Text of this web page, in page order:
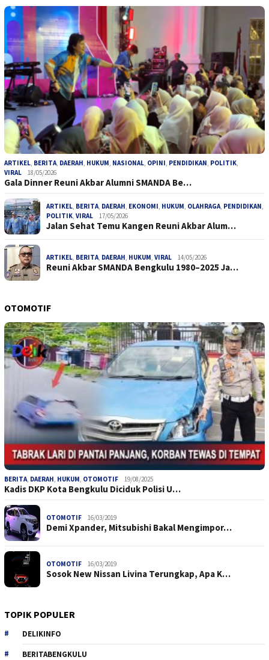
ARTIKEL, BERITA, DAERAH, HUKUM, NASIONAL, OPINI, PENDIDIKAN, POLITIK,
VIRAL
18/05/2026
Gala Dinner Reuni Akbar Alumni SMANDA Be…
ARTIKEL, BERITA, DAERAH, EKONOMI, HUKUM, OLAHRAGA, PENDIDIKAN,
POLITIK, VIRAL 17/05/2026
Jalan Sehat Temu Kangen Reuni Akbar Alum…
ARTIKEL, BERITA, DAERAH, HUKUM, VIRAL 14/05/2026
Reuni Akbar SMANDA Bengkulu 1980–2025 Ja…
OTOMOTIF
BERITA, DAERAH, HUKUM, OTOMOTIF 19/08/2025
Kadis DKP Kota Bengkulu Diciduk Polisi U…
OTOMOTIF 16/03/2019
Demi Xpander, Mitsubishi Bakal Mengimpor…
OTOMOTIF 16/03/2019
Sosok New Nissan Livina Terungkap, Apa K…
TOPIK POPULER
DELIKINFO
BERITABENGKULU